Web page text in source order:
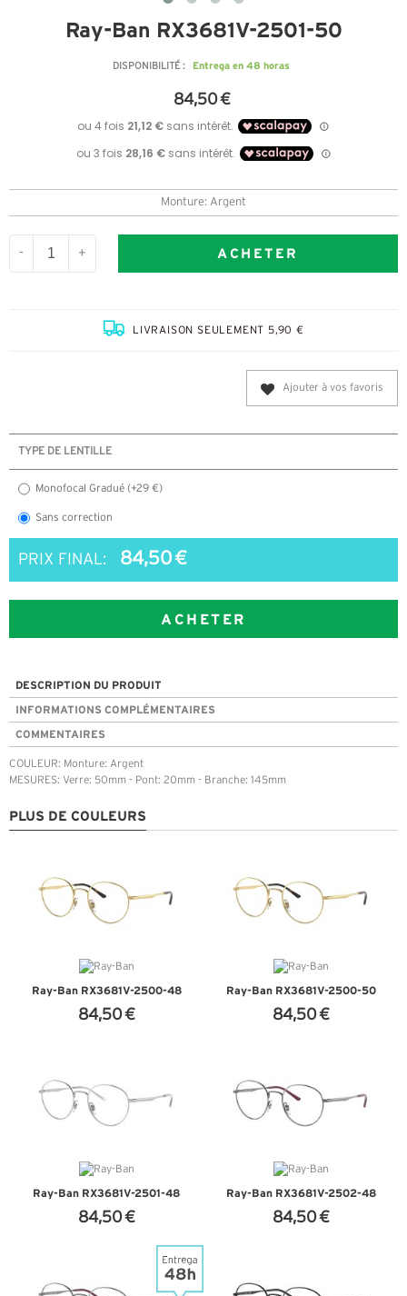
Ray-Ban RX3681V-2501-50
DISPONIBILITÉ : Entrega en 48 horas
84,50 €
Monture: Argent
- + ACHETER
LIVRAISON SEULEMENT 5,90 €
Ajouter à vos favoris
TYPE DE LENTILLE
Monofocal Gradué (+29 €)
Sans correction
PRIX FINAL: 84,50 €
ACHETER
DESCRIPTION DU PRODUIT
INFORMATIONS COMPLÉMENTAIRES
COMMENTAIRES
COULEUR: Monture: Argent
MESURES: Verre: 50mm - Pont: 20mm - Branche: 145mm
PLUS DE COULEURS
Ray-Ban RX3681V-2500-48
84,50 €
Ray-Ban RX3681V-2500-50
84,50 €
Ray-Ban RX3681V-2501-48
84,50 €
Ray-Ban RX3681V-2502-48
84,50 €